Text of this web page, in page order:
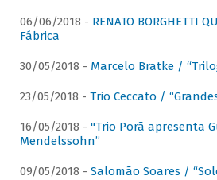
06/06/2018 - RENATO BORGHETTI
Fábrica
30/05/2018 - Marcelo Bratke /
23/05/2018 - Trio Ceccato /
16/05/2018 - "Trio Porã apresenta
Mendelssohn”
09/05/2018 - Salomão Soares /